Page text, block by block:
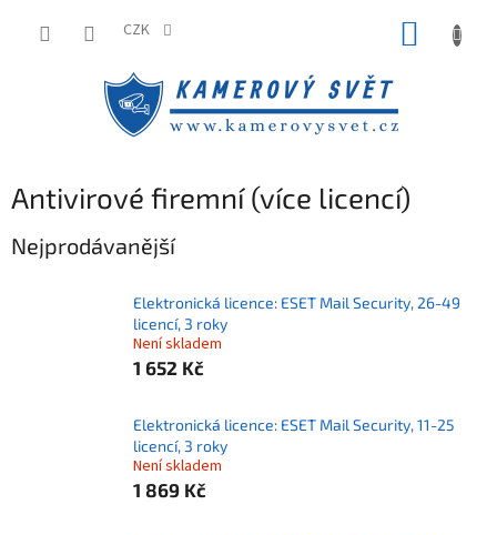
CZK
Antivirové firemní (více licencí)
Nejprodávanější
Elektronická licence: ESET Mail Security, 26-49
licencí, 3 roky
Není skladem
1 652 Kč
Elektronická licence: ESET Mail Security, 11-25
licencí, 3 roky
Není skladem
1 869 Kč